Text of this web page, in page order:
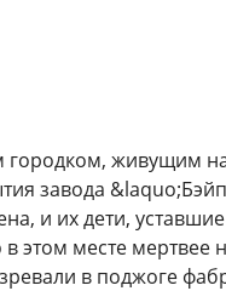
живущим
завода
и их дети,
этом месте
в поджоге